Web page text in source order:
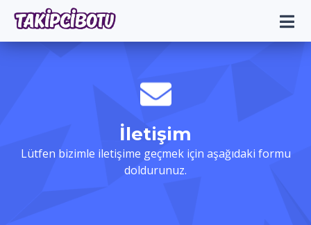
İletişim
Lütfen bizimle iletişime geçmek için aşağıdaki formu
doldurunuz.